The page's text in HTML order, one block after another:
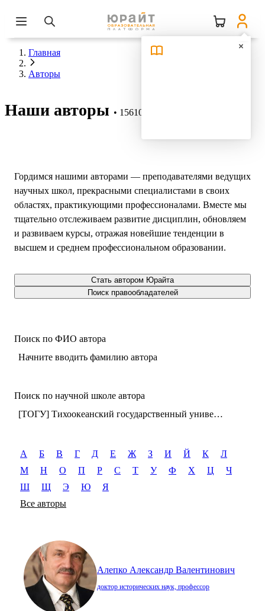
Главная
Авторы
Наши авторы 15610 авторов
Гордимся нашими авторами — преподавателями ведущих
научных школ, прекрасными специалистами в своих
областях, практикующими профессионалами. Вместе мы
тщательно отслеживаем развитие дисциплин, обновляем
и развиваем курсы, отражая новейшие тенденции в
высшем и среднем профессиональном образовании.
Стать автором Юрайта
Поиск правообладателей
Поиск по ФИО автора
Начните вводить фамилию автора
Поиск по научной школе автора
[ТОГУ] Тихоокеанский государственный университет (г. Хабаровск)
А Б В Г Д Е Ж З И Й К
Л
М
Н О П Р С Т У Ф Х Ц
Ч
Ш
Щ Э Ю
Я
Все авторы
Алепко Александр Валентинович
доктор исторических наук, профессор